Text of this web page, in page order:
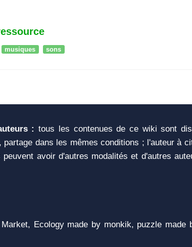
musiques sons
: tous les contenues de ce wiki sont
partage dans les mêmes conditions ; l'auteur à
peuvent avoir d'autres modalités et d'autres
Ecology made by monkik, puzzle